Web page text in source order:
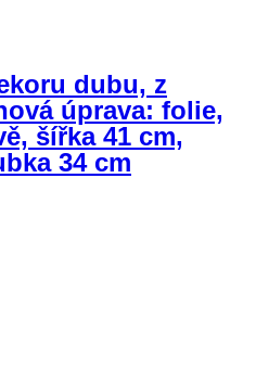
dubu, z
úprava: folie,
šířka 41 cm,
34 cm